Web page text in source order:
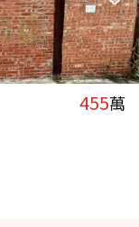
455萬